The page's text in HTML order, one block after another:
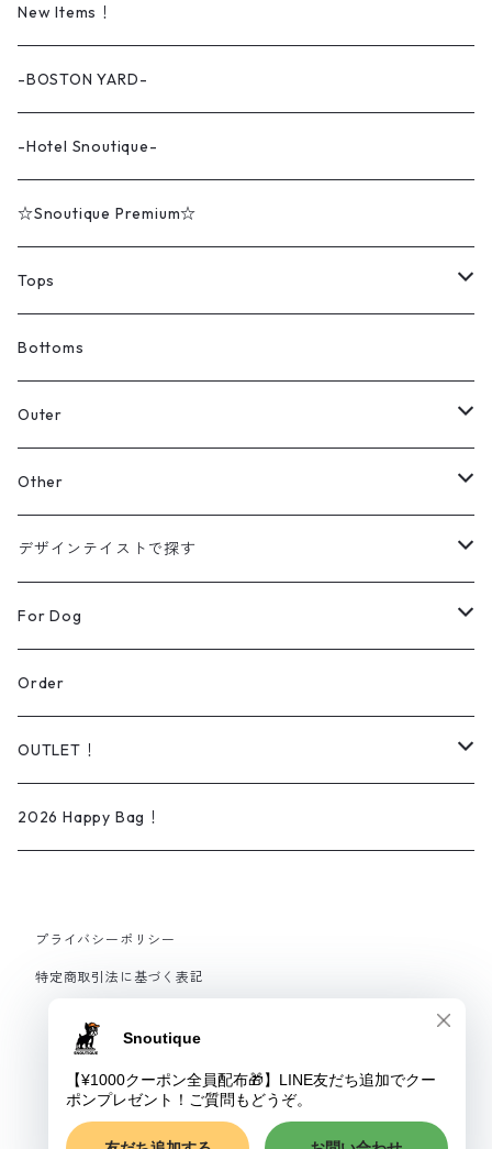
New Items！
-BOSTON YARD-
-Hotel Snoutique-
☆Snoutique Premium☆
Tops
Tシャツ
スウェット
パーカー
シャツ
ニット
Bottoms
Outer
カーディガン
【Original】
ジャケット
【Original】
Other
帽子
バッグ
シューズ
ソックス
タオル
スタイ
インテリア
ブランケット
デザインテイストで探す
ラインアート
リアルデザイン
オーダー可能商品
イラスト/ペイントアート
For Dog
Wear
Daily wear
Rain wear
Dog lead＆Harness
Bed
Order
OUTLET！
iPhone ケース
2026 Happy Bag！
プライバシーポリシー
特定商取引法に基づく表記